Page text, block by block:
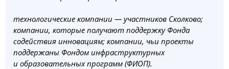
технологические компании — участников Сколково;
компании, которые получают поддержку Фонда
содействия инновациям; компании, чьи проекты
поддержаны Фондом инфраструктурных
и образовательных программ (ФИОП).